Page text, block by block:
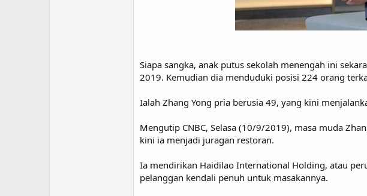
Siapa sangka, anak putus sekolah menengah ini
2019. Kemudian dia menduduki posisi 224 orang
Ialah Zhang Yong pria berusia 49, yang kini
Mengutip CNBC, Selasa (10/9/2019), masa muda
kini ia menjadi juragan restoran.
Ia mendirikan Haidilao International Holding, atau
pelanggan kendali penuh untuk masakannya.